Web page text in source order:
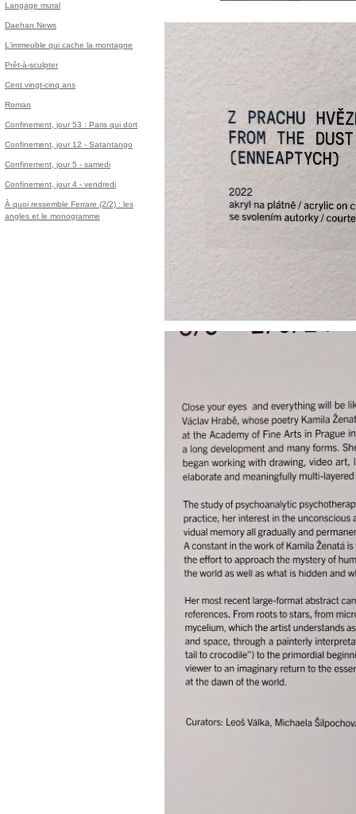
Langage mural
Daehan News
L'immeuble qui cache la montagne
Prêt-à-sculpter
Cent vingt-cinq ans
Roman
Confinement, jour 53 : Paris qui dort
Confinement, jour 12 - Satantango
Confinement, jour 5 - samedi
Confinement, jour 4 - vendredi
À quoi ressemble Ferrare (2/2) : les
angles et le monogramme